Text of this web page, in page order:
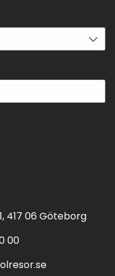
417 06 Göteborg
00